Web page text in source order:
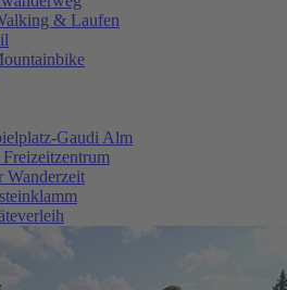
& Laufen
Gaudi Alm
Wanderzeit